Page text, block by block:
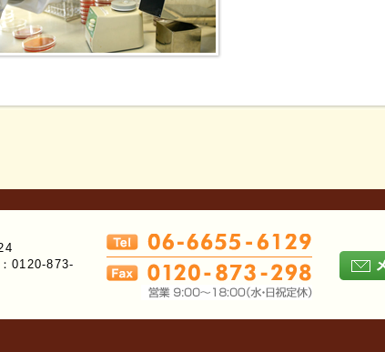
0120-873-